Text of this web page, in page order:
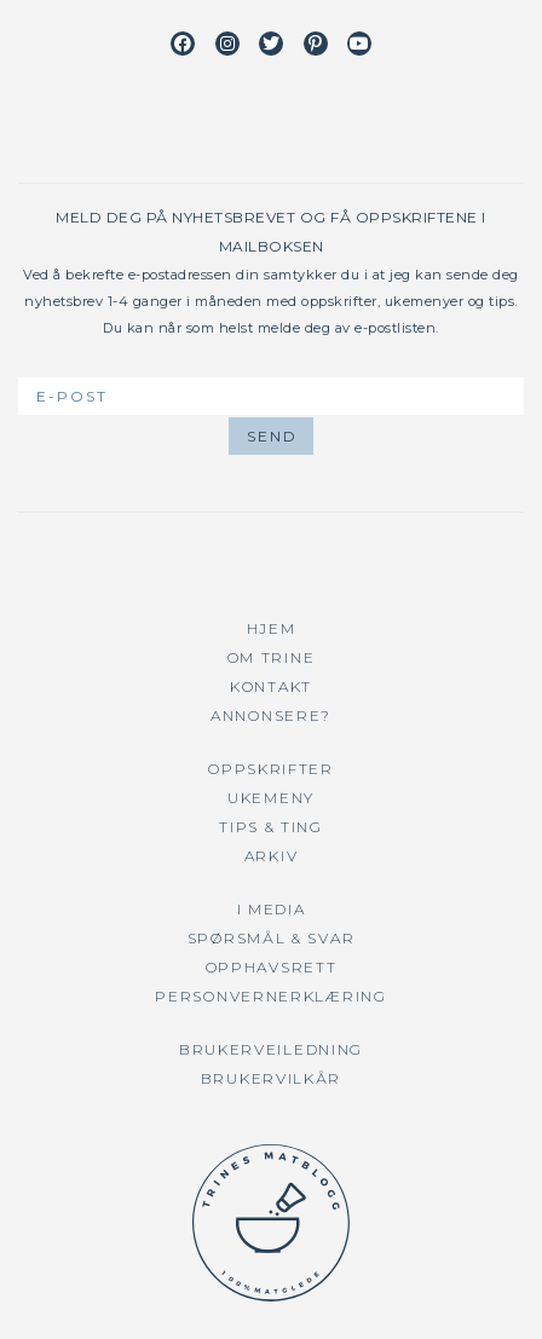
FacebookInstagram
TwitterPinterestYoutube
MELD DEG PÅ NYHETSBREVET OG FÅ OPPSKRIFTENE I
MAILBOKSEN
Ved å bekrefte e-postadressen din samtykker du i at jeg kan sende deg
nyhetsbrev 1-4 ganger i måneden med oppskrifter, ukemenyer og tips.
Du kan når som helst melde deg av e-postlisten.
HJEM
OM TRINE
KONTAKT
ANNONSERE?
OPPSKRIFTER
UKEMENY
TIPS & TING
ARKIV
I MEDIA
SPØRSMÅL & SVAR
OPPHAVSRETT
PERSONVERNERKLÆRING
BRUKERVEILEDNING
BRUKERVILKÅR